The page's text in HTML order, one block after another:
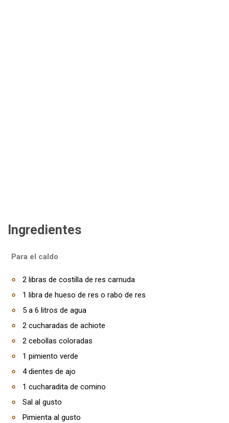
Ingredientes
Para el caldo
2 libras de costilla de res carnuda
1 libra de hueso de res o rabo de res
5 a 6 litros de agua
2 cucharadas de achiote
2 cebollas coloradas
1 pimiento verde
4 dientes de ajo
1 cucharadita de comino
Sal al gusto
Pimienta al gusto